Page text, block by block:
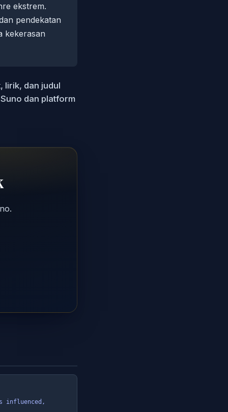
ekstrem.
pendekatan
kekerasan
lirik, dan judul
dan platform
influenced,